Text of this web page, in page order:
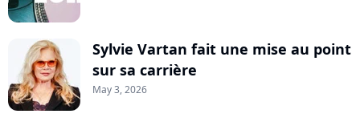
Sylvie Vartan fait une mise au point
sur sa carrière
May 3, 2026